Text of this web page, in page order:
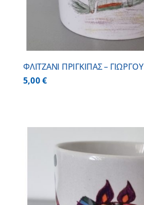
ΦΛΙΤΖΑΝΙ ΠΡΙΓΚΙΠΑΣ – ΓΙΩΡΓΟΥ
5,00€